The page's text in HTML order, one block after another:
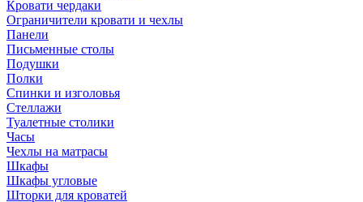
Кровати чердаки
Ограничители кровати и чехлы
Панели
Письменные столы
Подушки
Полки
Спинки и изголовья
Стеллажи
Туалетные столики
Часы
Чехлы на матрасы
Шкафы
Шкафы угловые
Шторки для кроватей